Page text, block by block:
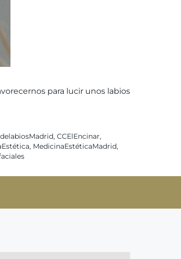
para lucir unos labios
,CCElEncinar,
, MedicinaEstéticaMadrid,